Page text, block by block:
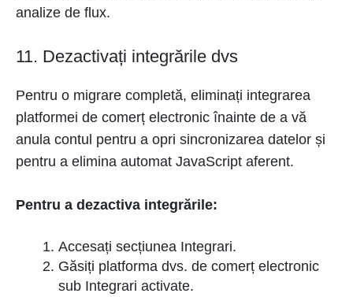
analize de flux.
11. Dezactivați integrările dvs
Pentru o migrare completă, eliminați integrarea
platformei de comerț electronic înainte de a vă
anula contul pentru a opri sincronizarea datelor și
pentru a elimina automat JavaScript aferent.
Pentru a dezactiva integrările:
Accesați secțiunea Integrari.
Găsiți platforma dvs. de comerț electronic
sub Integrari activate.